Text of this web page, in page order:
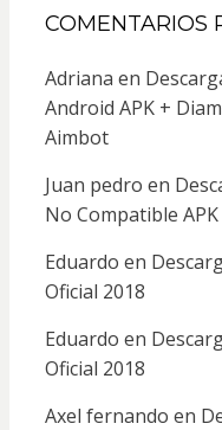
COMENTARIOS
Adriana en
Android APK +
Aimbot
Juan pedro en
No Compatible APK
Eduardo en
Oficial 2018
Eduardo en
Oficial 2018
Axel fernando en